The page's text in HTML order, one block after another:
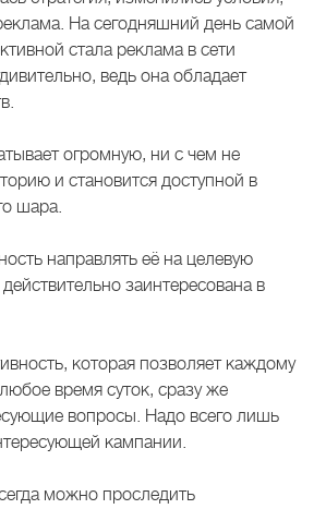
На сегодняшний день самой
стала реклама в сети
ведь она обладает
огромную, ни с чем не
и становится доступной в
шара.
направлять её на целевую
заинтересована в
которая позволяет каждому
время суток, сразу же
вопросы. Надо всего лишь
кампании.
можно проследить